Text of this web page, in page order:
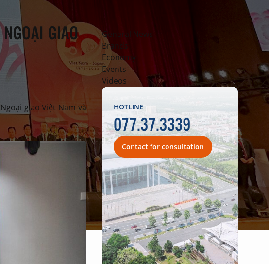
GIAO
giao Việt Nam và
General News
Brands
Economy
Events
Videos
HOTLINE
077.37.3339
Contact for consultation